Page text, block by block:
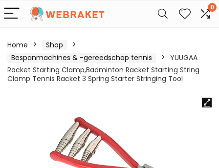
0
Home
Shop
Bespanmachines & -gereedschap tennis
YUUGAA
Racket Starting Clamp,Badminton Racket Starting String
Clamp Tennis Racket 3 Spring Starter Stringing Tool